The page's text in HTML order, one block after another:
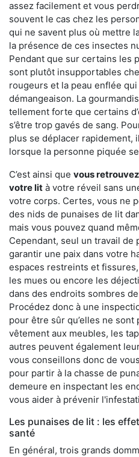
assez facilement et vous
souvent le cas chez les
qui ne savent plus où mettre
la présence de ces insectes
Pendant que sur certains les
sont plutôt insupportables
rougeurs et la peau enflée
démangeaison. La
tellement forte que certains
s’être trop gavés de sang.
plus se déplacer rapidement,
lorsque la personne piquée
C’est ainsi que vous
votre lit à votre réveil sans
votre corps. Certes, vous ne
des nids de punaises de lit
mais vous pouvez quand
Cependant, seul un travail
garantir une paix dans votre
espaces restreints et
les mues ou encore les
dans des endroits sombres
Procédez donc à une
pour être sûr qu’elles ne
vêtement aux meubles, les
autres peuvent également
vous conseillons donc de
pour partir à la chasse de
demeure en inspectant les
vous aider à prévenir
Les punaises de lit : les
santé
En général, trois grands